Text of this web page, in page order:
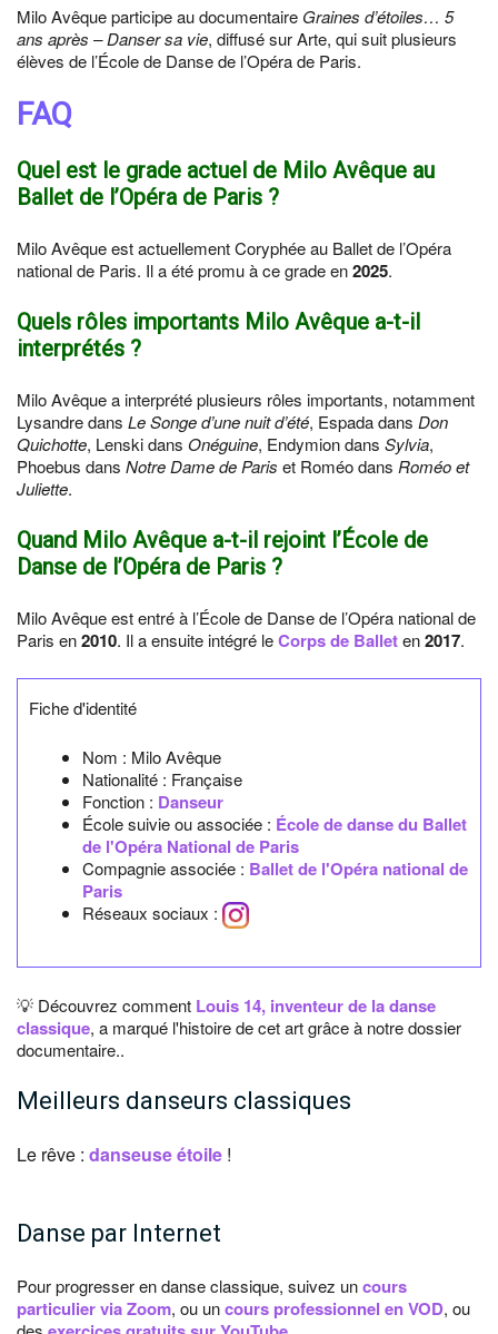
Milo Avêque participe au documentaire Graines d’étoiles… 5
ans après – Danser sa vie, diffusé sur Arte, qui suit plusieurs
élèves de l’École de Danse de l’Opéra de Paris.
FAQ
Quel est le grade actuel de Milo Avêque au
Ballet de l’Opéra de Paris ?
Milo Avêque est actuellement Coryphée au Ballet de l’Opéra
national de Paris. Il a été promu à ce grade en2025.
Quels rôles importants Milo Avêque a-t-il
interprétés ?
Milo Avêque a interprété plusieurs rôles importants, notamment
Lysandre dans Le Songe d’une nuit d’été, Espada dans Don
Quichotte, Lenski dans Onéguine, Endymion dans Sylvia,
Phoebus dans Notre Dame de Paris et Roméo dans Roméo et
Juliette.
Quand Milo Avêque a-t-il rejoint l’École de
Danse de l’Opéra de Paris ?
Milo Avêque est entré à l’École de Danse de l’Opéra national de
Paris en2010. Il a ensuite intégré leCorps de Balleten2017.
Fiche d'identité
Nom : Milo Avêque
Nationalité : Française
Fonction : Danseur
École suivie ou associée : École de danse du Ballet
de l'Opéra National de Paris
Compagnie associée : Ballet de l'Opéra national de
Paris
Réseaux sociaux :
💡 Découvrez comment Louis 14, inventeur de la danse
classique, a marqué l'histoire de cet art grâce à notre dossier
documentaire..
Meilleurs danseurs classiques
Le rêve : danseuse étoile !
Danse par Internet
Pour progresser en danse classique, suivez uncours
particulier via Zoom, ou uncours professionnel en VOD, ou